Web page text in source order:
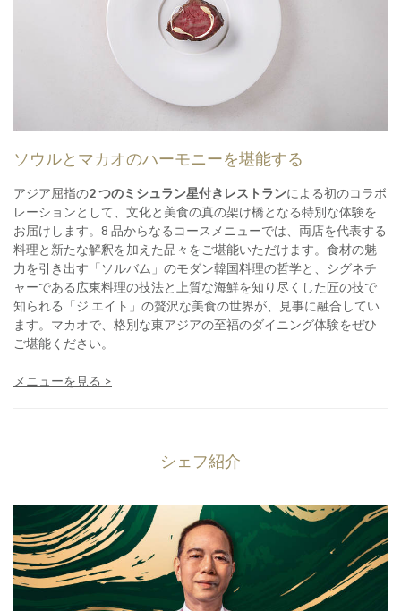
ソウルとマカオのハーモニーを堪能する
アジア屈指の2 つのミシュラン星付きレストランによる初のコラボ
レーションとして、文化と美食の真の架け橋となる特別な体験を
お届けします。8 品からなるコースメニューでは、両店を代表する
料理と新たな解釈を加えた品々をご堪能いただけます。食材の魅
力を引き出す「ソルバム」のモダン韓国料理の哲学と、シグネチ
ャーである広東料理の技法と上質な海鮮を知り尽くした匠の技で
知られる「ジ エイト」の贅沢な美食の世界が、見事に融合してい
ます。マカオで、格別な東アジアの至福のダイニング体験をぜひ
ご堪能ください。
メニューを見る >
シェフ紹介